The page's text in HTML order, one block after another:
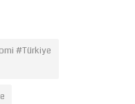
#Türkiye